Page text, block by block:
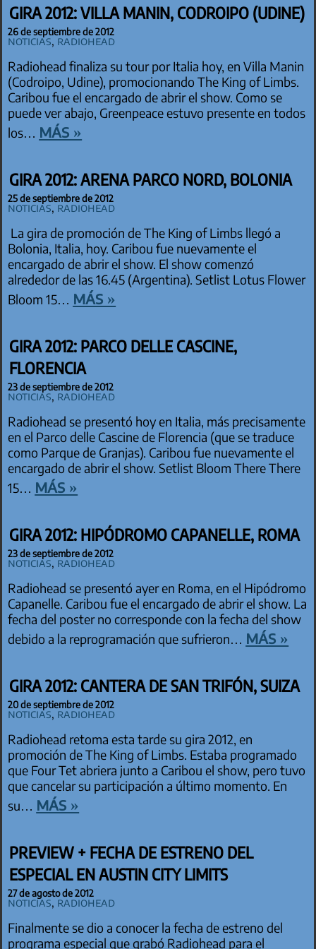
GIRA 2012: VILLA MANIN, CODROIPO (UDINE)
26 de septiembre de 2012
Noticias, Radiohead
Radiohead finaliza su tour por Italia hoy, en Villa Manin
(Codroipo, Udine), promocionando The King of Limbs.
Caribou fue el encargado de abrir el show. Como se
puede ver abajo, Greenpeace estuvo presente en todos
los… más »
GIRA 2012: ARENA PARCO NORD, BOLONIA
25 de septiembre de 2012
Noticias, Radiohead
La gira de promoción de The King of Limbs llegó a
Bolonia, Italia, hoy. Caribou fue nuevamente el
encargado de abrir el show. El show comenzó
alrededor de las 16.45 (Argentina). Setlist Lotus Flower
Bloom 15… más »
GIRA 2012: PARCO DELLE CASCINE,
FLORENCIA
23 de septiembre de 2012
Noticias, Radiohead
Radiohead se presentó hoy en Italia, más precisamente
en el Parco delle Cascine de Florencia (que se traduce
como Parque de Granjas). Caribou fue nuevamente el
encargado de abrir el show. Setlist Bloom There There
15… más »
GIRA 2012: HIPÓDROMO CAPANELLE, ROMA
23 de septiembre de 2012
Noticias, Radiohead
Radiohead se presentó ayer en Roma, en el Hipódromo
Capanelle. Caribou fue el encargado de abrir el show. La
fecha del poster no corresponde con la fecha del show
debido a la reprogramación que sufrieron… más »
GIRA 2012: CANTERA DE SAN TRIFÓN, SUIZA
20 de septiembre de 2012
Noticias, Radiohead
Radiohead retoma esta tarde su gira 2012, en
promoción de The King of Limbs. Estaba programado
que Four Tet abriera junto a Caribou el show, pero tuvo
que cancelar su participación a último momento. En
su… más »
PREVIEW + FECHA DE ESTRENO DEL
ESPECIAL EN AUSTIN CITY LIMITS
27 de agosto de 2012
Noticias, Radiohead
Finalmente se dio a conocer la fecha de estreno del
programa especial que grabó Radiohead para el